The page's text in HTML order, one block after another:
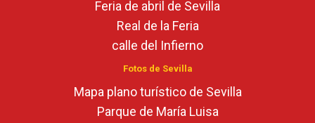
Feria de abril de Sevilla
Real de la Feria
calle del Infierno
Fotos de Sevilla
Mapa plano turístico de Sevilla
Parque de María Luisa